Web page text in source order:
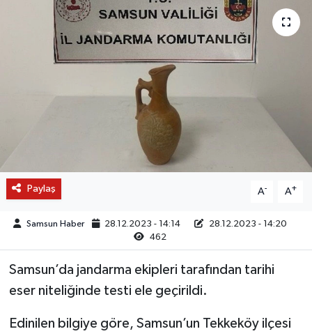
Paylaş A- A+
Samsun Haber 28.12.2023 - 14:14
28.12.2023 - 14:20
462
Samsun’da jandarma ekipleri tarafından tarihi
eser niteliğinde testi ele geçirildi.
Edinilen bilgiye göre, Samsun’un Tekkeköy ilçesi